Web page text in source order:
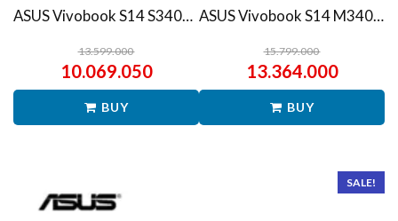
ASUS Vivobook S14 S3407QA – IPSP151M – Matte Gray
13.599.000
10.069.050
BUY
ASUS Vivobook S14 M3407HA Ryzen 7 260 1TB SSD 16GB WUXGA IPS Win11+OHS
15.799.000
13.364.000
BUY
SALE!